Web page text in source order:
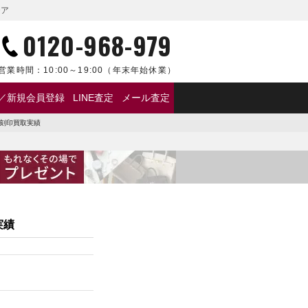
0120-968-979
業時間： 10:00～19:00 （年末年始休業）
新規会員登録 LINE査定 メール査定
印買取実績
績